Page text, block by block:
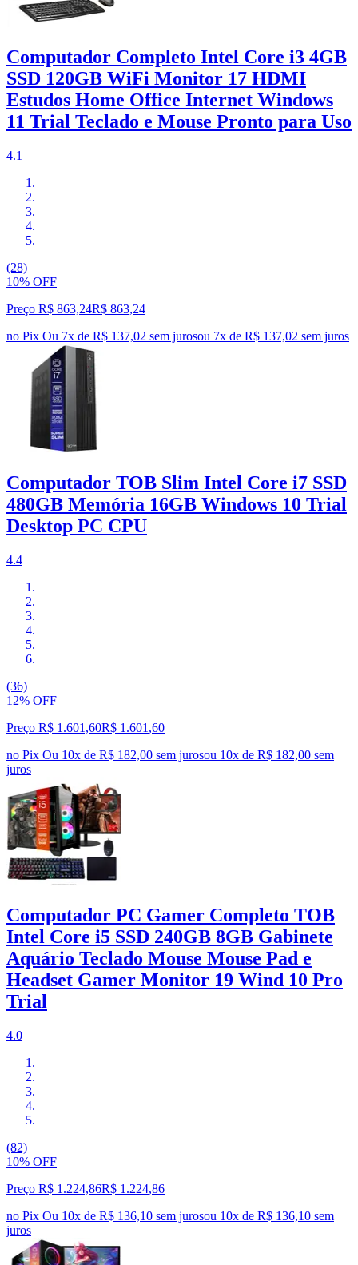
Computador Completo Intel Core i3 4GB
SSD 120GB WiFi Monitor 17 HDMI
Estudos Home Office Internet Windows
11 Trial Teclado e Mouse Pronto para Uso
4.1
(28)
10% OFF
Preço R$ 863,24R$ 863,24
no Pix Ou 7x de R$ 137,02 sem jurosou 7x de R$ 137,02 sem juros
Computador TOB Slim Intel Core i7 SSD
480GB Memória 16GB Windows 10 Trial
Desktop PC CPU
4.4
(36)
12% OFF
Preço R$ 1.601,60R$ 1.601 ,60
no Pix Ou 10x de R$ 182,00 sem jurosou 10x de R$ 182,00 sem
juros
Computador PC Gamer Completo TOB
Intel Core i5 SSD 240GB 8GB Gabinete
Aquário Teclado Mouse Mouse Pad e
Headset Gamer Monitor 19 Wind 10 Pro
Trial
4.0
(82)
10% OFF
Preço R$ 1.224,86R$ 1.224,86
no Pix Ou 10x de R$ 136,10 sem jurosou 10x de R$ 136,10 sem
juros